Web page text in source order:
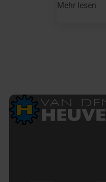
Mehr lesen